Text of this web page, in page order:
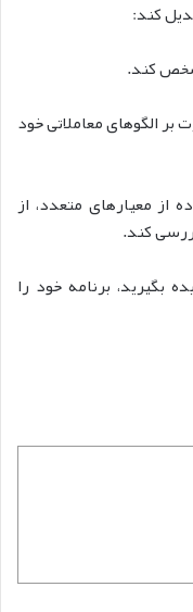
بر الگوهای معاملاتی خود
از معیارهای متعدد، از
کند.
بگیرید، برنامه خود را